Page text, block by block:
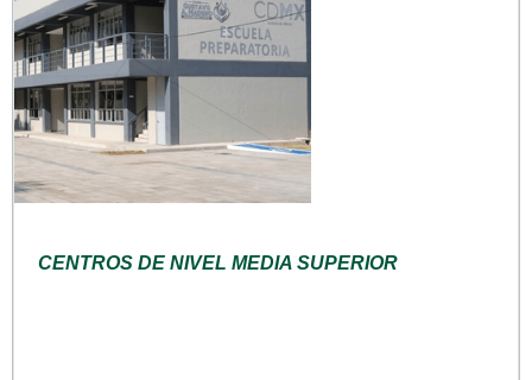
CENTROS DE NIVEL MEDIA SUPERIOR